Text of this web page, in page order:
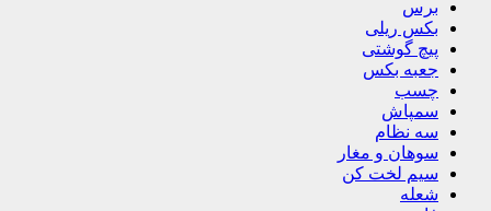
برس
بکس ریلی
پیچ گوشتی
جعبه بکس
چسب
سمپاش
سه نظام
سوهان و مغار
سیم لخت کن
شعله